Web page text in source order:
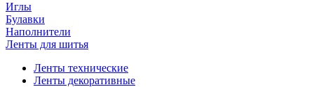
Иглы
Булавки
Наполнители
Ленты для шитья
Ленты технические
Ленты декоративные